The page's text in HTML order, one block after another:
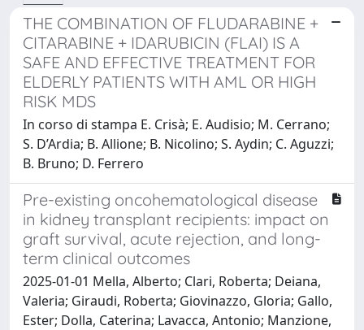
THE COMBINATION OF FLUDARABINE +
CITARABINE + IDARUBICIN (FLAI) IS A
SAFE AND EFFECTIVE TREATMENT FOR
ELDERLY PATIENTS WITH AML OR HIGH
RISK MDS
In corso di stampa E. Crisà; E. Audisio; M. Cerrano;
S. D’Ardia; B. Allione; B. Nicolino; S. Aydin; C. Aguzzi;
B. Bruno; D. Ferrero
Pre-existing oncohematological disease
in kidney transplant recipients: impact on
graft survival, acute rejection, and long-
term clinical outcomes
2025-01-01 Mella, Alberto; Clari, Roberta; Deiana,
Valeria; Giraudi, Roberta; Giovinazzo, Gloria; Gallo,
Ester; Dolla, Caterina; Lavacca, Antonio; Manzione,